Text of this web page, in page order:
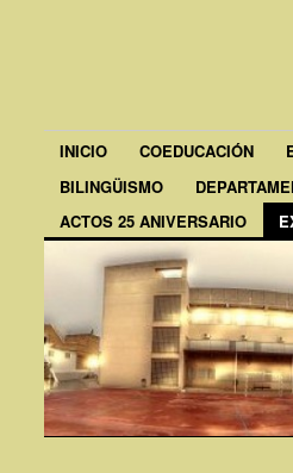
INICIO COEDUCACIÓN
BILINGÜISMO
ACTOS 25 ANIVERSARIO